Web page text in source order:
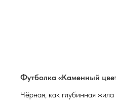
Футболка «Каменный
Чёрная, как глубинная